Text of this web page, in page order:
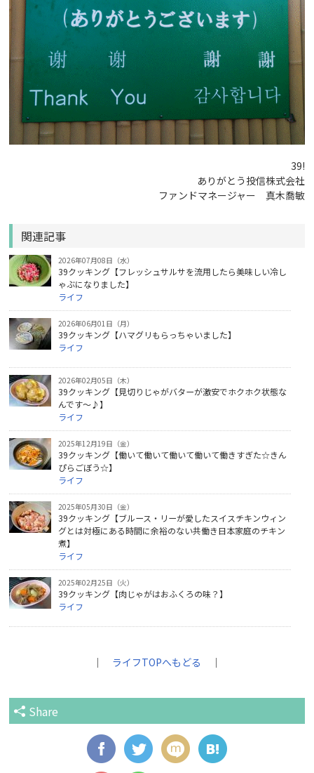
39!
ありがとう投信株式会社
ファンドマネージャー 真木喬敏
関連記事
2026年07月08日（水）
39クッキング【フレッシュサルサを流用したら美味しい冷し
ゃぶになりました】
ライフ
2026年06月01日（月）
39クッキング【ハマグリもらっちゃいました】
ライフ
2026年02月05日（木）
39クッキング【見切りじゃがバターが激安でホクホク状態な
んです～♪】
ライフ
2025年12月19日（金）
39クッキング【働いて働いて働いて働いて働きすぎた☆きん
ぴらごぼう☆】
ライフ
2025年05月30日（金）
39クッキング【ブルース・リーが愛したスイスチキンウィン
グとは対極にある時間に余裕のない共働き日本家庭のチキン
煮】
ライフ
2025年02月25日（火）
39クッキング【肉じゃがはおふくろの味？】
ライフ
｜ ライフTOPへもどる ｜
Share